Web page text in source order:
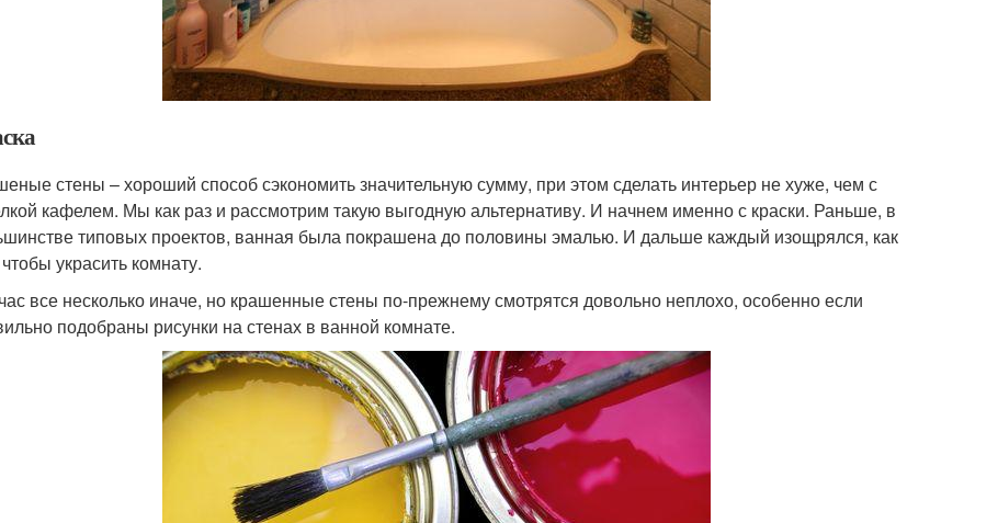
стены – хороший способ сэкономить значительную сумму, при этом сделать интерьер не хуже, чем с
кафелем. Мы как раз и рассмотрим такую выгодную альтернативу. И начнем именно с краски. Раньше, в
типовых проектов, ванная была покрашена до половины эмалью. И дальше каждый изощрялся, как
украсить комнату.
все несколько иначе, но крашенные стены по-прежнему смотрятся довольно неплохо, особенно если
подобраны рисунки на стенах в ванной комнате.